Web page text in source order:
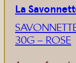
La
30G – ROSE